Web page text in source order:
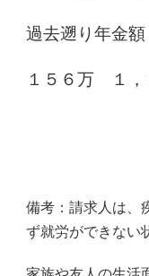
過去遡り年金額
１５６万 １，
備考：請求人は、
ず就労ができない